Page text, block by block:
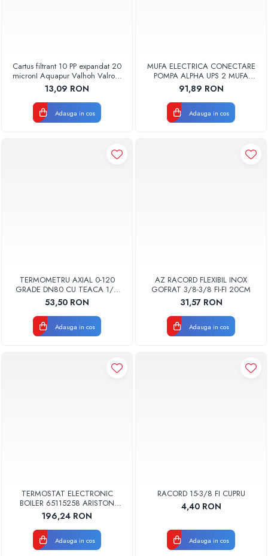
Cartus filtrant 10 PP expandat 20
micronI Aquapur Valhoh Valrom
AQUA07000110020
13,09 RON
Adauga in cos
MUFA ELECTRICA CONECTARE
POMPA ALPHA UPS 2 MUFA
ELECTRICA GRUNDFOS
91,89 RON
Adauga in cos
TERMOMETRU AXIAL 0-120
GRADE DN80 CU TEACA 1/2
TB80-100 FIMET
53,50 RON
Adauga in cos
AZ RACORD FLEXIBIL INOX
GOFRAT 3/8-3/8 FI-FI 20CM
31,57 RON
Adauga in cos
TERMOSTAT ELECTRONIC
BOILER 65115258 ARISTON
ORIGINAL
196,24 RON
Adauga in cos
RACORD 15-3/8 FI CUPRU
4,40 RON
Adauga in cos